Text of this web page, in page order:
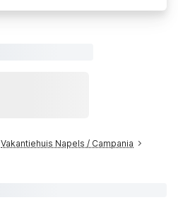
Vakantiehuis Napels / Campania